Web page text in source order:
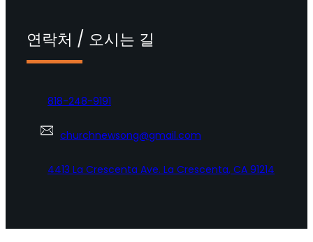
연락처 / 오시는 길
818-248-9191
churchnewsong@gmail.com
4413 La Crescenta Ave. La Crescenta, CA 91214